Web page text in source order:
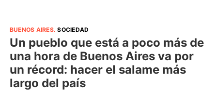
BUENOS AIRES.SOCIEDAD
Un pueblo que está a poco más de
una hora de Buenos Aires va por
un récord: hacer el salame más
largo del país